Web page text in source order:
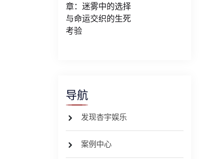
章：迷雾中的选择
与命运交织的生死
考验
导航
发现杏宇娱乐
案例中心